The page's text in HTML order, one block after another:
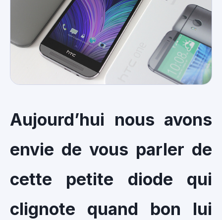
Aujourd’hui nous avons
envie de vous parler de
cette petite diode qui
clignote quand bon lui